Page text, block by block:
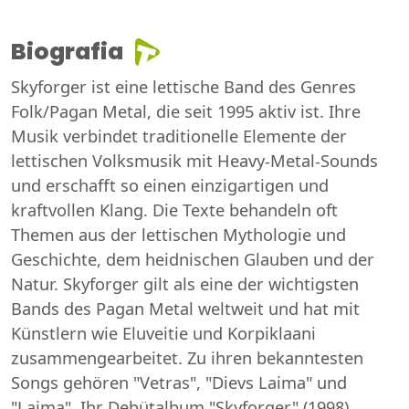
Biografia
Skyforger ist eine lettische Band des Genres
Folk/Pagan Metal, die seit 1995 aktiv ist. Ihre
Musik verbindet traditionelle Elemente der
lettischen Volksmusik mit Heavy-Metal-Sounds
und erschafft so einen einzigartigen und
kraftvollen Klang. Die Texte behandeln oft
Themen aus der lettischen Mythologie und
Geschichte, dem heidnischen Glauben und der
Natur. Skyforger gilt als eine der wichtigsten
Bands des Pagan Metal weltweit und hat mit
Künstlern wie Eluveitie und Korpiklaani
zusammengearbeitet. Zu ihren bekanntesten
Songs gehören "Vetras", "Dievs Laima" und